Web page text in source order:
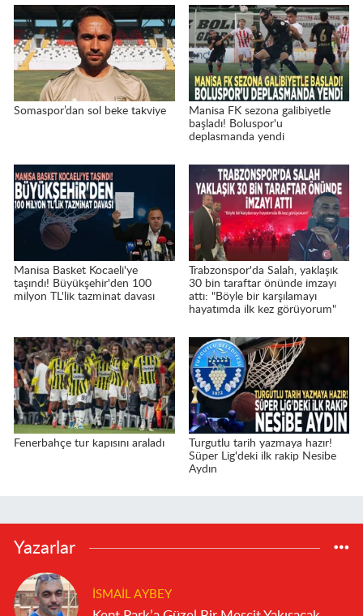
Somaspor’dan sol beke takviye
Manisa FK sezona galibiyetle
başladı! Boluspor'u
deplasmanda yendi
Manisa Basket Kocaeli'ye
taşındı! Büyükşehir'den 100
milyon TL'lik tazminat davası
Trabzonspor'da Salah, yaklaşık
30 bin taraftar önünde imzayı
attı: "Böyle bir karşılamayı
hayatımda ilk kez görüyorum"
Fenerbahçe tur kapısını araladı
Turgutlu tarih yazmaya hazır!
Süper Lig'deki ilk rakip Nesibe
Aydın
Yazarlar
İSMAIL AYBEY